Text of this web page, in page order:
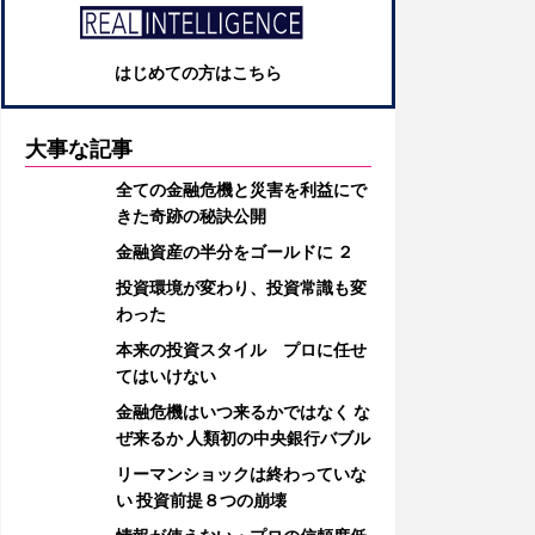
はじめての方はこちら
大事な記事
全ての金融危機と災害を利益にで
きた奇跡の秘訣公開
金融資産の半分をゴールドに ２
投資環境が変わり、投資常識も変
わった
本来の投資スタイル プロに任せ
てはいけない
金融危機はいつ来るかではなく な
ぜ来るか 人類初の中央銀行バブル
リーマンショックは終わっていな
い 投資前提８つの崩壊